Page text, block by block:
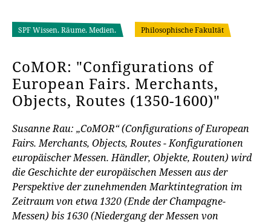
SPF Wissen. Räume. Medien. Philosophische Fakultät
CoMOR: "Configurations of
European Fairs. Merchants,
Objects, Routes (1350-1600)"
Susanne Rau: „CoMOR“ (Configurations of European
Fairs. Merchants, Objects, Routes - Konfigurationen
europäischer Messen. Händler, Objekte, Routen) wird
die Geschichte der europäischen Messen aus der
Perspektive der zunehmenden Marktintegration im
Zeitraum von etwa 1320 (Ende der Champagne-
Messen) bis 1630 (Niedergang der Messen von